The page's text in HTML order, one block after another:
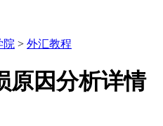
院 > 外汇教程
原因分析详情